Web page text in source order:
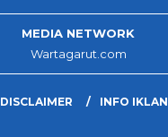
MEDIA NETWORK
Wartagarut.com
DISCLAIMER INFO IKLAN